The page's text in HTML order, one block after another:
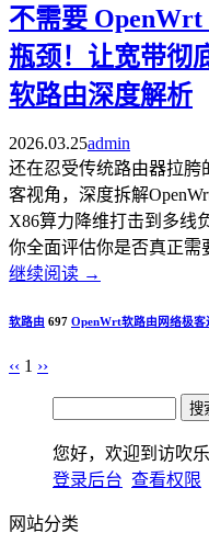
不需要
瓶颈！让宽带彻
软路由深度解析
2026.03.25admin
还在忍受传统路由器拉胯
客视角，深度拆解
X86算力降维打击到多线
你全面评估你是否真正需
继续阅读 →
软路由 697 OpenWrt软路由 网络极客
‹‹ 1 ››
您好，欢迎到访吹乐
登录后台 查看权限
网站分类